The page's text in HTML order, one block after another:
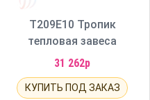
Т209E10 Тропик
тепловая завеса
31 262р
КУПИТЬ ПОД ЗАКАЗ